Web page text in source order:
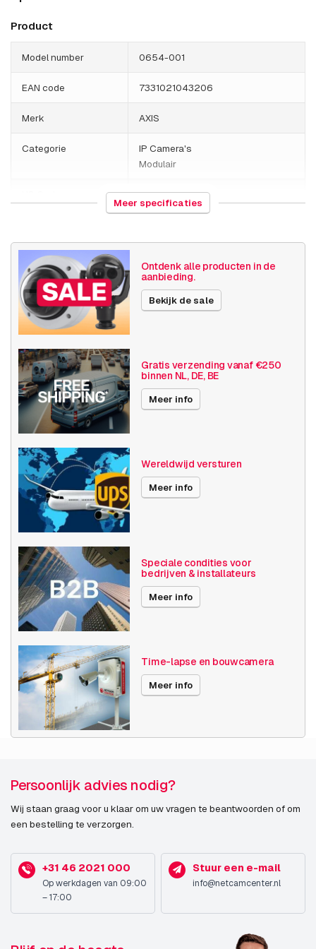
Product
Model number 0654-001
EAN code 7331021043206
Merk AXIS
Categorie
IP Camera's
Modulair
852589
Gewicht
Grootte (lxbxh) 220 x 160 x 60 millimeters
Camera
eigenschappen
Buiten camera
Basis functionaliteit
Invoer / uitvoer
SD opslag
Resolutie ≤ 720p (1MP)
Axis Series
Power over Ethernet 15W
Maximale Beeldhoek 130°+
Videocompressie
Publicatiedatum 18-07-2019
Prestatie
Connectiviteitstechnologie
PTZ control
(Pan/Tilt/Zoom)
Ja
Dag/nacht modus
Alarm ingang/uitgang Ja
Vormfactor Verborgen
Materiaal behuizing Aluminium, Polycarbonaat
Internationale
veiligheidscode (IP)
Meer specificaties
Ontdenk alle producten in de
aanbieding.
Bekijk de sale
Gratis verzending vanaf €250
binnen NL, DE, BE
Meer info
Wereldwijd versturen
Meer info
Speciale condities voor
bedrijven & installateurs
Meer info
Time-lapse en bouwcamera
Meer info
Persoonlijk advies nodig?
Wij staan graag voor u klaar om uw vragen te beantwoorden of om
een bestelling te verzorgen.
+31 46 2021 000
Op werkdagen van 09:00
– 17:00
Stuur een e-mail
info@netcamcenter.nl